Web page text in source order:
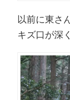
以前に東さ
キズ口が深